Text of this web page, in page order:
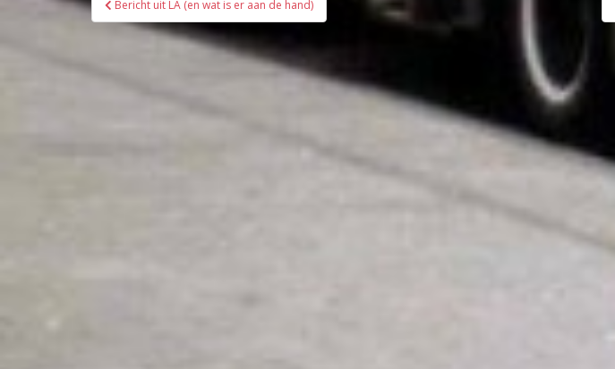
navigatie
Bericht uit LA (en wat is er aan de hand)